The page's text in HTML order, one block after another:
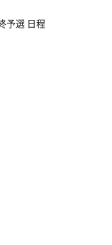
予選 日程